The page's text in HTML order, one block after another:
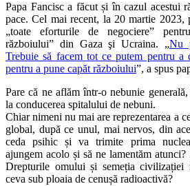
Papa Fancisc a făcut și în cazul acestui
pace. Cel mai recent, la 20 martie 2023,
„toate eforturile de negociere”
războiului” din Gaza şi Ucraina. „Nu
Trebuie să facem tot ce putem pentru a
pentru a pune capăt războiului”, a spus
Pare că ne aflăm într-o nebunie
la conducerea spitalului de nebuni.
Chiar nimeni nu mai are reprezentarea a
global, după ce unul, mai nervos, din
ceda psihic și va trimite prima
ajungem acolo și să ne lamentăm
Drepturile omului și semeția civilizației
ceva sub ploaia de cenușă radioactivă?